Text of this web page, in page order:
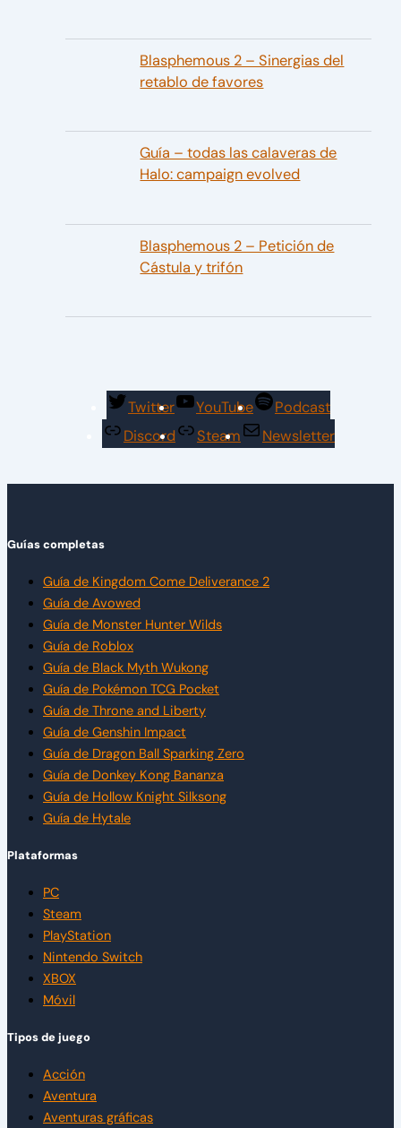
Blasphemous 2 – Sinergias del
retablo de favores
Guía – todas las calaveras de
Halo: campaign evolved
Blasphemous 2 – Petición de
Cástula y trifón
Twitter YouTube
Podcast
Discord
Steam Newsletter
Guías completas
Guía de Kingdom Come Deliverance 2
Guía de Avowed
Guía de Monster Hunter Wilds
Guía de Roblox
Guía de Black Myth Wukong
Guía de Pokémon TCG Pocket
Guía de Throne and Liberty
Guía de Genshin Impact
Guía de Dragon Ball Sparking Zero
Guía de Donkey Kong Bananza
Guía de Hollow Knight Silksong
Guía de Hytale
Plataformas
PC
Steam
PlayStation
Nintendo Switch
XBOX
Móvil
Tipos de juego
Acción
Aventura
Aventuras gráficas